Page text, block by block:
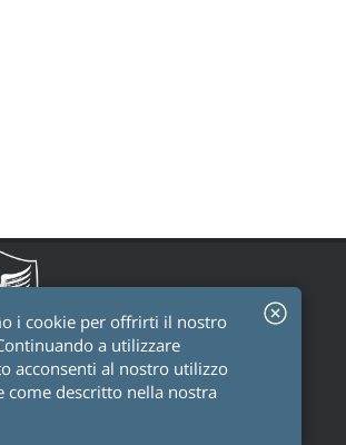
i cookie per offrirti il ​​nostro
a utilizzare
acconsenti al nostro utilizzo
come descritto nella nostra